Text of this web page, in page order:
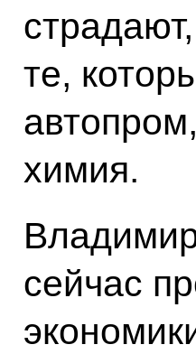
те,
химия.
сейчас